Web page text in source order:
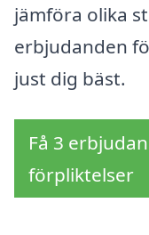
jämföra olika
erbjudanden
just dig bäst.
Få 3
förpliktelser